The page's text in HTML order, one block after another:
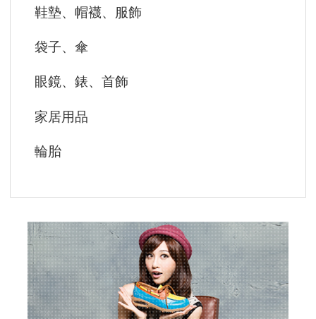
鞋墊、帽襪、服飾
袋子、傘
眼鏡、錶、首飾
家居用品
輪胎